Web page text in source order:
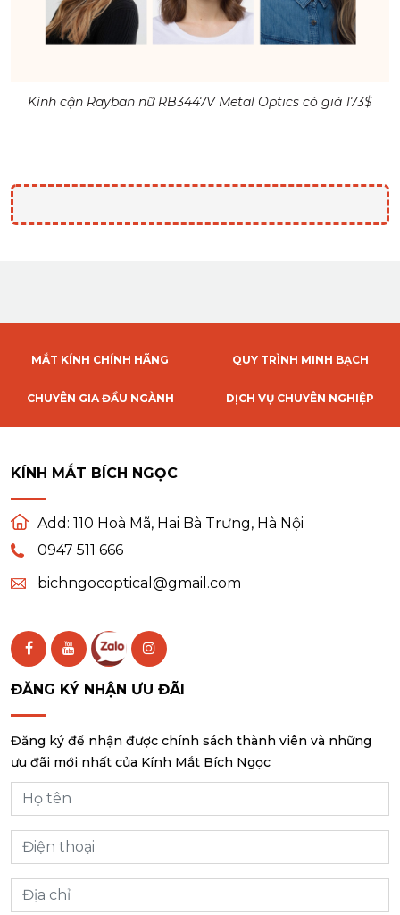
Kính cận Rayban nữ RB3447V Metal Optics có giá 173$
MẮT KÍNH CHÍNH HÃNG QUY TRÌNH MINH BẠCH
0947 511 666
ĐĂNG KÝ NHẬN ƯU ĐÃI
Đăng ký để nhận được chính sách thành viên và những
ưu đãi mới nhất của Kính Mắt Bích Ngọc